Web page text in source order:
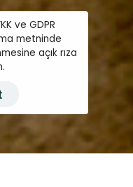
ve GDPR
metninde
açık rıza